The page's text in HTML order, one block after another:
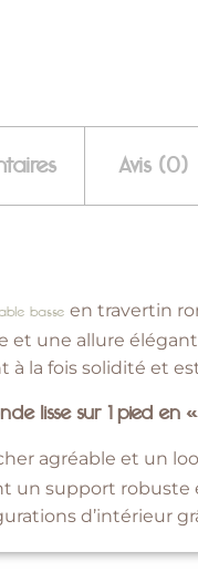
Avis (0)
basse en travertin
une allure
à la fois solidité et
lisse sur 1 pied en
agréable et un
un support
d’intérieur